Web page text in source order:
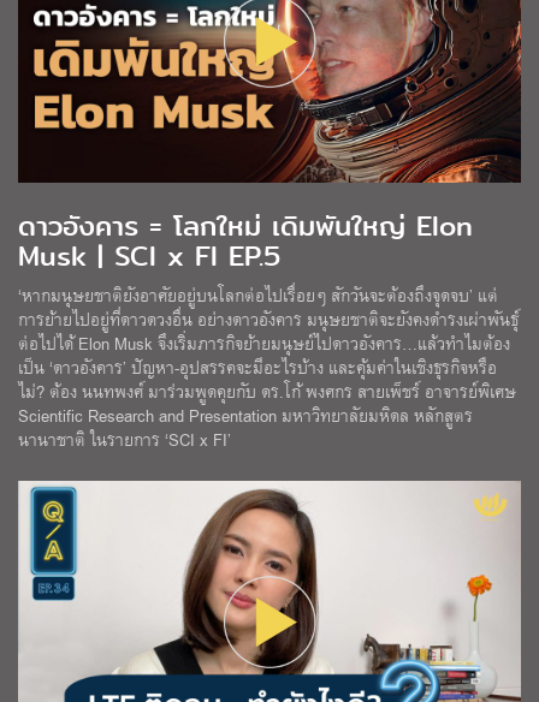
ดาวอังคาร = โลกใหม่ เดิมพันใหญ่ Elon
Musk | SCI x FI EP.5
‘หากมนุษยชาติยังอาศัยอยู่บนโลกต่อไปเรื่อยๆ สักวันจะต้องถึงจุดจบ’ แต่
การย้ายไปอยู่ที่ดาวดวงอื่น อย่างดาวอังคาร มนุษยชาติจะยังคงดำรงเผ่าพันธุ์
ต่อไปได้ Elon Musk จึงเริ่มภารกิจย้ายมนุษย์ไปดาวอังคาร…แล้วทำไมต้อง
เป็น ‘ดาวอังคาร’ ปัญหา-อุปสรรคจะมีอะไรบ้าง และคุ้มค่าในเชิงธุรกิจหรือ
ไม่? ต้อง นนทพงศ์ มาร่วมพูดคุยกับ ดร.โก้ พงศกร สายเพ็ชร์ อาจารย์พิเศษ
Scientific Research and Presentation มหาวิทยาลัยมหิดล หลักสูตร
นานาชาติ ในรายการ ‘SCI x FI’